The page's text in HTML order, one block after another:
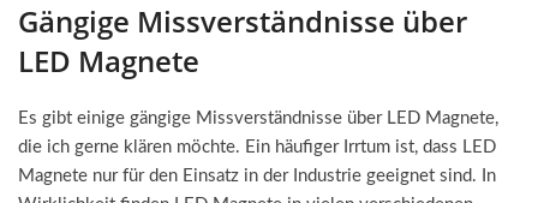
Gängige Missverständnisse über
LED Magnete
Es gibt einige gängige Missverständnisse über LED Magnete,
die ich gerne klären möchte. Ein häufiger Irrtum ist, dass LED
Magnete nur für den Einsatz in der Industrie geeignet sind. In